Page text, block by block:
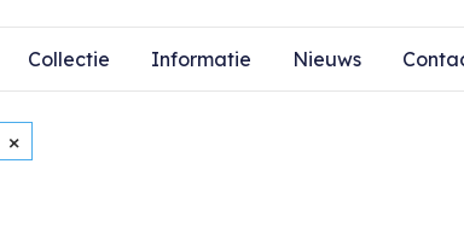
Collectie Informatie Nieuws
×